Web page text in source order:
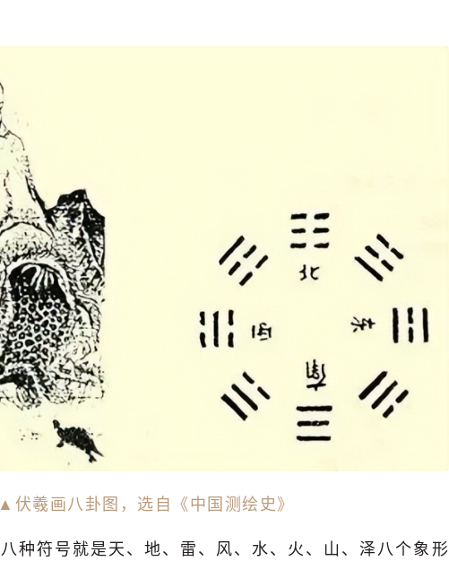
▲伏羲画八卦图，选自《中国测绘史》
种符号就是天、地、雷、风、水、火、山、泽八个象形